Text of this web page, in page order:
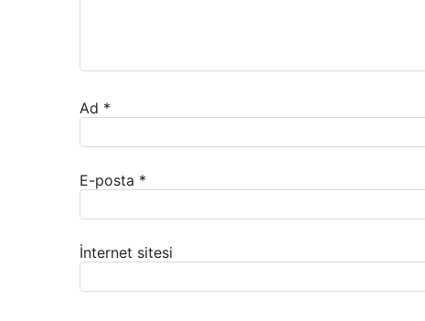
Ad *
E-posta *
İnternet sitesi